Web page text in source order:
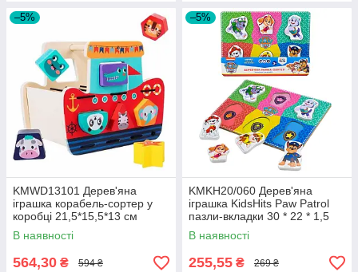
–5%
KMWD13101 Дерев'яна
іграшка корабель-сортер у
коробці 21,5*15,5*13 см
В наявності
564,30 ₴ 594 ₴
–5%
KMKH20/060 Дерев'яна
іграшка KidsHits Paw Patrol
пазли-вкладки 30 * 22 * 1,5
см
В наявності
255,55 ₴ 269 ₴